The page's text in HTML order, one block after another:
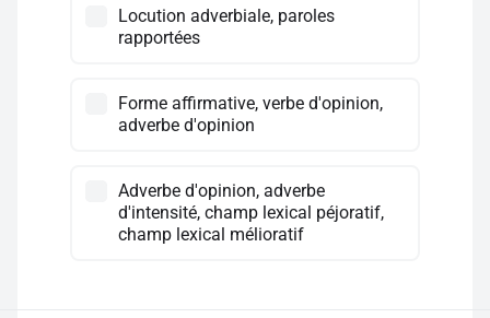
Locution adverbiale, paroles
rapportées
Forme affirmative, verbe d'opinion,
adverbe d'opinion
Adverbe d'opinion, adverbe
d'intensité, champ lexical péjoratif,
champ lexical mélioratif